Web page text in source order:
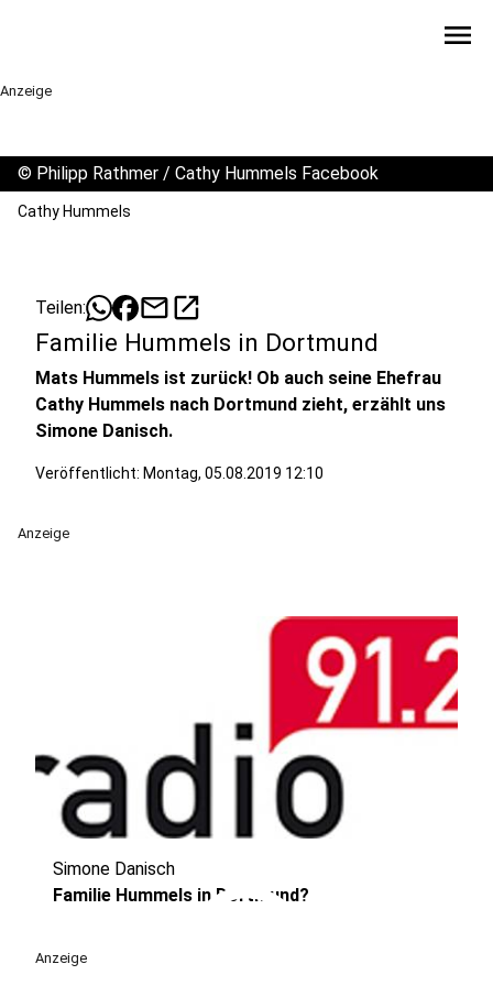
menu
Anzeige
© Philipp Rathmer / Cathy Hummels Facebook
Cathy Hummels
Teilen: mailopen_in_new
Familie Hummels in Dortmund
Mats Hummels ist zurück! Ob auch seine Ehefrau
Cathy Hummels nach Dortmund zieht, erzählt uns
Simone Danisch.
Veröffentlicht: Montag, 05.08.2019 12:10
Anzeige
play_circle
Simone Danisch
Familie Hummels in Dortmund?
Anzeige